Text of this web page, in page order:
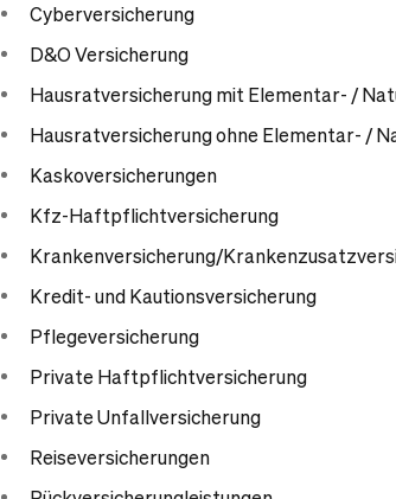
Cyberversicherung
D&O Versicherung
Hausratversicherung mit Elementar- /
Hausratversicherung ohne Elementar- /
Kaskoversicherungen
Kfz-Haftpflichtversicherung
Krankenversicherung/
Kredit- und Kautionsversicherung
Pflegeversicherung
Private Haftpflichtversicherung
Private Unfallversicherung
Reiseversicherungen